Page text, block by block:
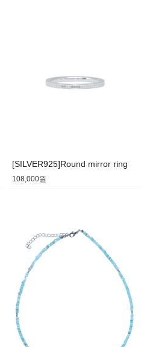
[SILVER925]Round mirror ring
108,000원